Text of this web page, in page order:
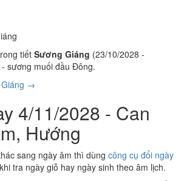
tiết Sương Giáng (23/10/2028 -
sương muối đầu Đông.
Giáng →
4/11/2028 - Can
Hướng
sang ngày âm thì dùng công cụ đổi ngày
tra ngày giỗ hay ngày sinh theo âm lịch.